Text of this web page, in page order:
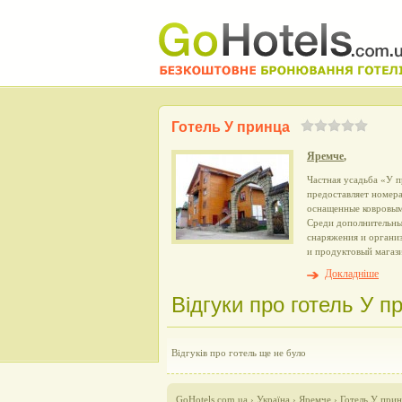
Готель У принца
Яремче,
Частная усадьба «У
предоставляет
оснащенные
Среди
снаряжения и
и продуктовый
Докладніше
Відгуки про готель У
Відгуків про готель ще не було
GoHotels.com.ua › Україна › Яремче › Готель У